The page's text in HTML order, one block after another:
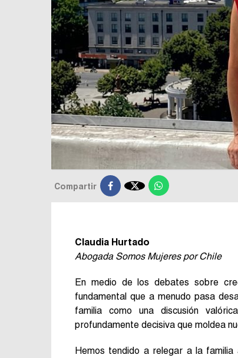
Compartir 
Claudia Hurtado
Abogada Somos Mujeres por Chile
En medio de los debates sobre
fundamental que a menudo pasa
familia como una discusión
profundamente decisiva que moldea
Hemos tendido a relegar a la